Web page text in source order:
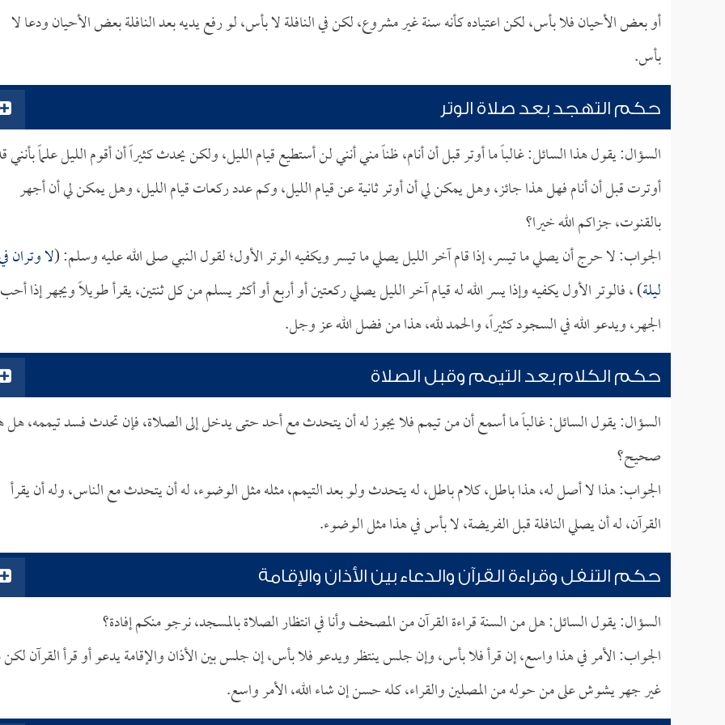
أو بعض الأحيان فلا بأس، لكن اعتياده كأنه سنة غير مشروع، لكن في النافلة لا بأس، لو رفع يديه بعد النافلة بعض الأحيان ودعا لا
بأس.
حكم التهجد بعد صلاة الوتر
السؤال: يقول هذا السائل: غالباً ما أوتر قبل أن أنام، ظناً مني أنني لن أستطيع قيام الليل، ولكن يحدث كثيراً أن أقوم الليل علماً بأنني
أوترت قبل أن أنام فهل هذا جائز، وهل يمكن لي أن أوتر ثانية عن قيام الليل، وكم عدد ركعات قيام الليل، وهل يمكن لي أن أجهر
بالقنوت، جزاكم الله خيرا؟
الجواب: لا حرج أن يصلي ما تيسر، إذا قام آخر الليل يصلي ما تيسر ويكفيه الوتر الأول؛ لقول النبي صلى الله عليه وسلم: (لا وتران
ليلة) ، فالوتر الأول يكفيه وإذا يسر الله له قيام آخر الليل يصلي ركعتين أو أربع أو أكثر يسلم من كل ثنتين، يقرأ طويلاً ويجهر إذا أحب
الجهر، ويدعو الله في السجود كثيراً، والحمد لله، هذا من فضل الله عز وجل.
حكم الكلام بعد التيمم وقبل الصلاة
السؤال: يقول السائل: غالباً ما أسمع أن من تيمم فلا يجوز له أن يتحدث مع أحد حتى يدخل إلى الصلاة، فإن تحدث فسد تيممه، هل
صحيح؟
الجواب: هذا لا أصل له، هذا باطل، كلام باطل، له يتحدث ولو بعد التيمم، مثله مثل الوضوء، له أن يتحدث مع الناس، وله أن يقرأ
القرآن، له أن يصلي النافلة قبل الفريضة، لا بأس في هذا مثل الوضوء.
حكم التنفل وقراءة القرآن والدعاء بين الأذان والإقامة
السؤال: يقول السائل: هل من السنة قراءة القرآن من المصحف وأنا في انتظار الصلاة بالمسجد، نرجو منكم إفادة؟
الجواب: الأمر في هذا واسع، إن قرأ فلا بأس، وإن جلس ينتظر ويدعو فلا بأس، إن جلس بين الأذان والإقامة يدعو أو قرأ القرآن
غير جهر يشوش على من حوله من المصلين والقراء، كله حسن إن شاء الله، الأمر واسع.